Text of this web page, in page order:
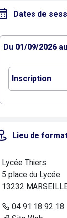
Dates de
Du 01/09/2026 au
Inscription
Lieu de
Lycée Thiers
5 place du Lycée
13232
04 91 18 92 18